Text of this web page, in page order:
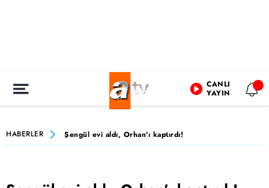
CANLI
YAYIN
HABERLER Şengül evi aldı, Orhan'ı kaptırdı!